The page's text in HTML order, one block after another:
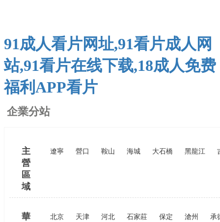
91成人看片网址,91看片成人网
站,91看片在线下载,18成人免费
福利APP看片
企業分站
主
營
區
域
遼寧 營口 鞍山 海城 大石橋 黑龍江
華
北京 天津 河北 石家莊 保定 滄州
承